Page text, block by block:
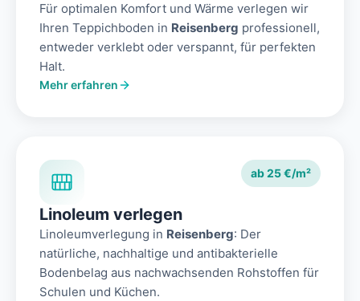
Für optimalen Komfort und Wärme verlegen wir
Ihren Teppichboden in Reisenberg professionell,
entweder verklebt oder verspannt, für perfekten
Halt.
Mehr erfahren
ab 25 €/m²
Linoleum verlegen
Linoleumverlegung in Reisenberg: Der
natürliche, nachhaltige und antibakterielle
Bodenbelag aus nachwachsenden Rohstoffen für
Schulen und Küchen.